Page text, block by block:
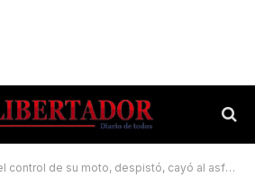
de su moto, despistó, cayó al asfalto y falleció